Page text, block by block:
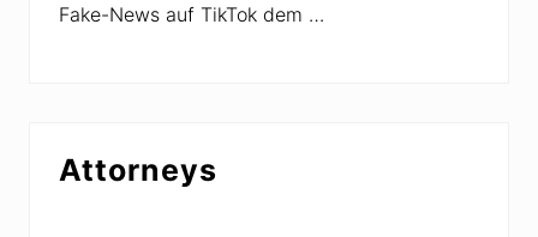
Fake-News auf TikTok dem …
Attorneys